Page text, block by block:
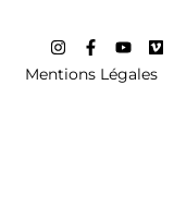
Mentions Légales